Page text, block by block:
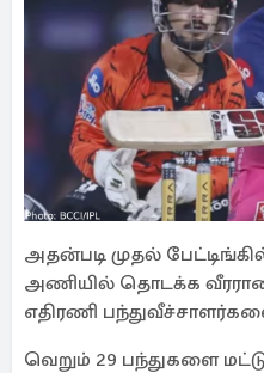
அதன்படி முதல்
அணியில் தொடக்க
எதிரணி
வெறும் 29 பந்துகளை